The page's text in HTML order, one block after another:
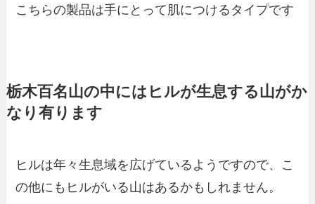
こちらの製品は手にとって肌につけるタイプです
栃木百名山の中にはヒルが生息する山がか
なり有ります
ヒルは年々生息域を広げているようですので、こ
の他にもヒルがいる山はあるかもしれません。